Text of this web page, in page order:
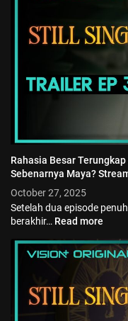
Rahasia Besar
Sebenarnya Maya?
October 27, 2025
Setelah dua episode
berakhir… Read more